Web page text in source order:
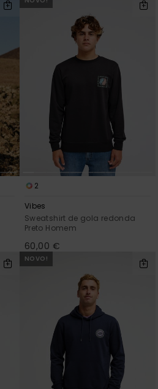
2
Vibes
Sweatshirt de gola redonda
Preto Homem
60,00 €
NOVO!